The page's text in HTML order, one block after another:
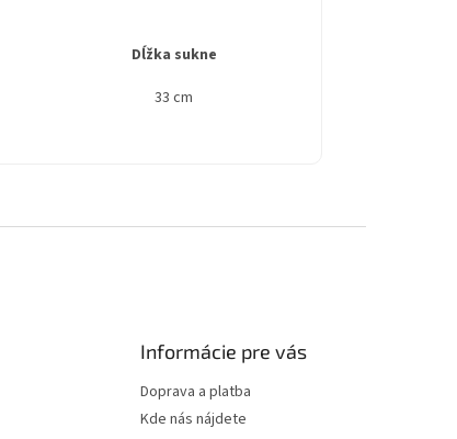
Dĺžka sukne
33 cm
Informácie pre vás
Doprava a platba
Kde nás nájdete